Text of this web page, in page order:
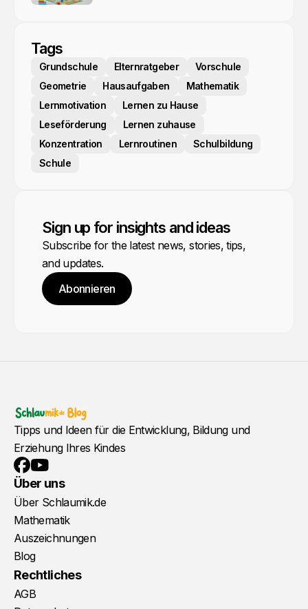
Tags
Grundschule Elternratgeber
Vorschule
Geometrie
Hausaufgaben
Mathematik
Lernmotivation
Lernen zu Hause
Leseförderung
Lernen zuhause
Konzentration
Lernroutinen
Schulbildung
Schule
Sign up for insights and ideas
Subscribe for the latest news, stories, tips,
and updates.
Abonnieren
Tipps und Ideen für die Entwicklung, Bildung und
Erziehung Ihres Kindes
Facebook
YouTube
Über uns
Über Schlaumik.de
Mathematik
Auszeichnungen
Blog
Rechtliches
AGB